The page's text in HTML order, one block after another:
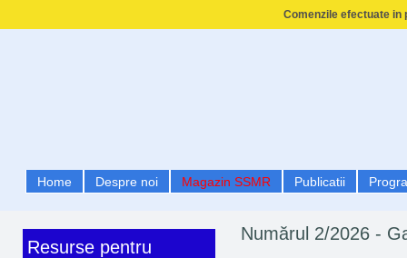
Comenzile efectuate in
Home Despre noi Magazin SSMR Publicatii
Numărul 2/2026 -
Resurse pentru